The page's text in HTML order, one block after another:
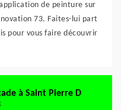
de peinture sur
73. Faites-lui part
pour vous faire découvrir
à Saint Pierre D